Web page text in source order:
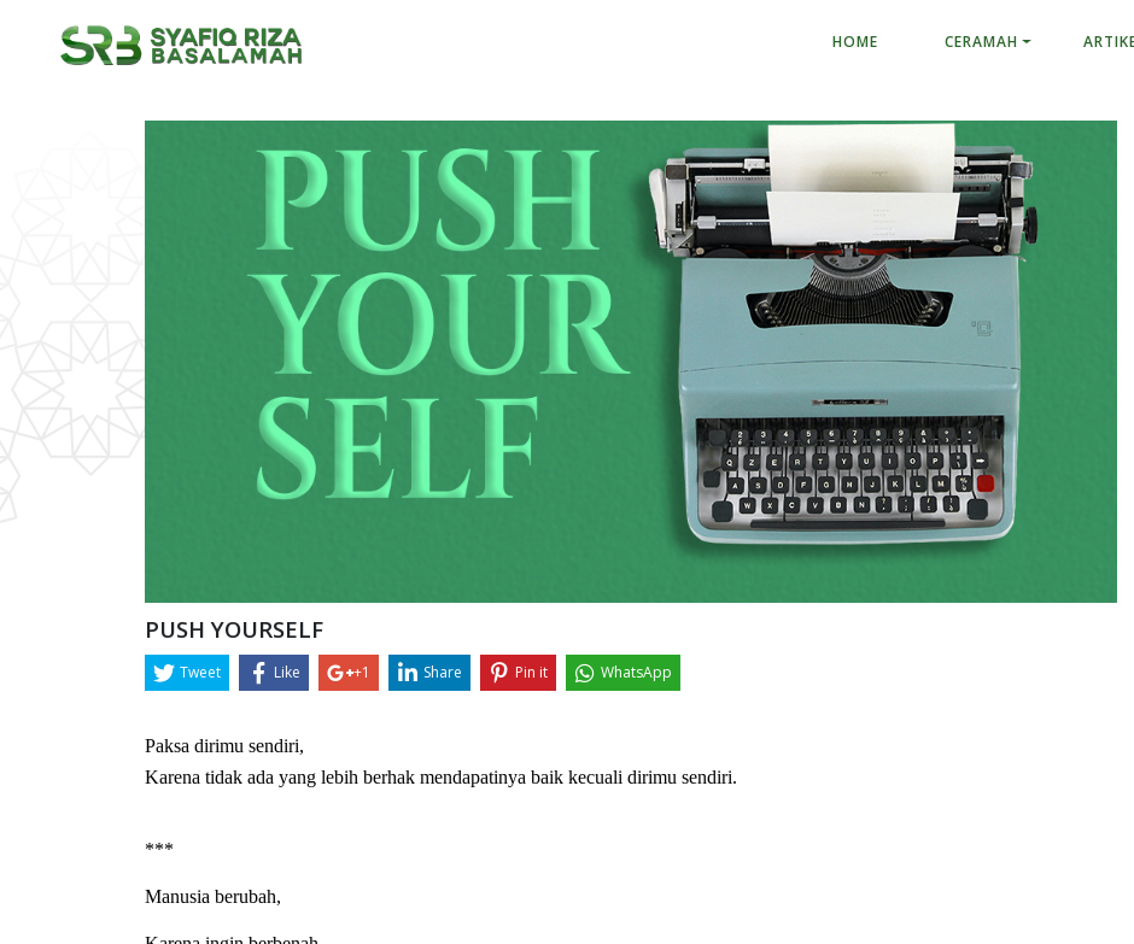
HOME CERAMAH
PUSH YOURSELF
Tweet Like +1 Share Pin it WhatsApp
Paksa dirimu sendiri,
Karena tidak ada yang lebih berhak mendapatinya baik kecuali dirimu sendiri.
***
Manusia berubah,